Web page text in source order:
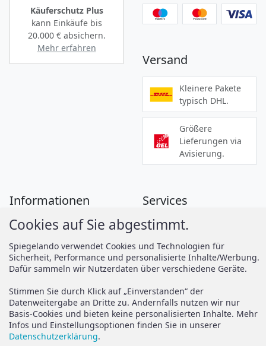
Käuferschutz Plus
kann Einkäufe bis
20.000 €absichern.
Mehr erfahren
Versand
Kleinere Pakete
typisch DHL.
Größere
Lieferungen via
Avisierung.
Informationen
Zahlung
Versand
AGB
Vertrag widerrufen
Datenschutz
Impressum
Services
Montageanleitungen
Spiegelando Magazin
Support
Brauchen Sie Hilfe oder
haben Sie Fragen?
Cookies auf Sie abgestimmt.
Spiegelando verwendet Cookies und Technologien für
Sicherheit, Performance und personalisierte Inhalte/Werbung.
Dafür sammeln wir Nutzerdaten über verschiedene Geräte.
Stimmen Sie durch Klick auf „Einverstanden“ der
Datenweitergabe an Dritte zu. Andernfalls nutzen wir nur
Basis-Cookies und bieten keine personalisierten Inhalte. Mehr
Infos und Einstellungsoptionen finden Sie in unserer
Datenschutzerklärung.